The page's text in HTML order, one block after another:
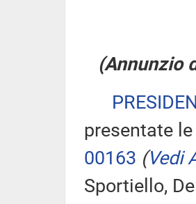
(Annunzio
presentate
00163 (Vedi
Sportiello,